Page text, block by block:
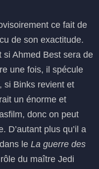
ce fait de
de son exactitude.
si Ahmed Best sera de
une fois, il spécule
si Binks revient et
un énorme et
donc on peut
D’autant plus qu’il a
le La guerre des
du maître Jedi